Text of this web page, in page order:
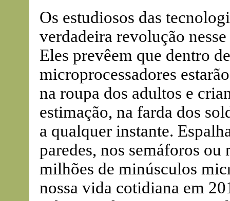
Os estudiosos das
verdadeira revolução
Eles prevêem que dentro
microprocessadores
na roupa dos adultos e
estimação, na farda dos
a qualquer instante.
paredes, nos semáforos
milhões de minúsculos
nossa vida cotidiana em